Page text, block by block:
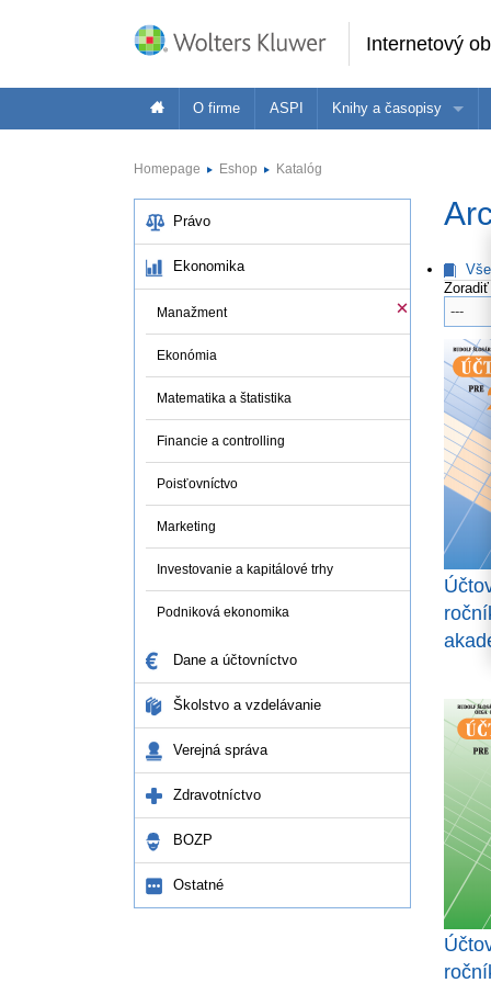
Internetový
O firme ASPI Knihy a časopisy
Právo
Ekonomika
Dane a účtovníctvo
Verejná správa
Školstvo a vzdelávanie
Zdravotníctvo
BOZP
Homepage Eshop Katalóg
Právo
Ekonomika
Manažment
Ekonómia
Matematika a štatistika
Financie a controlling
Poisťovníctvo
Marketing
Investovanie a kapitálové trhy
Podniková ekonomika
Dane a účtovníctvo
Školstvo a vzdelávanie
Verejná správa
Zdravotníctvo
BOZP
Ostatné